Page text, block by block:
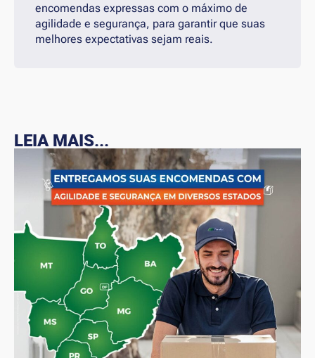
encomendas expressas com o máximo de
agilidade e segurança, para garantir que suas
melhores expectativas sejam reais.
LEIA MAIS...